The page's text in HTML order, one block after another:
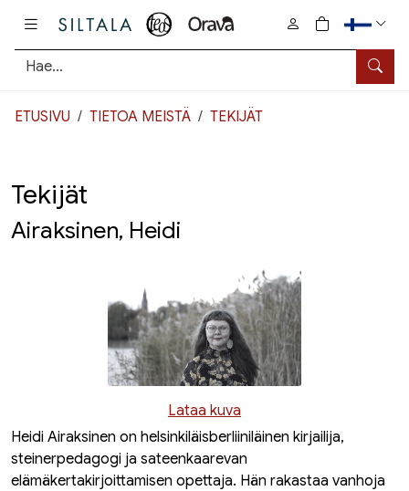
Hae
0
tuotetta
ETUSIVU TIETOA MEISTÄ TEKIJÄT
Tekijät
Airaksinen, Heidi
Lataa kuva
Heidi Airaksinen on helsinkiläisberliiniläinen kirjailija,
steinerpedagogi ja sateenkaarevan
elämäkertakirjoittamisen opettaja. Hän rakastaa vanhoja